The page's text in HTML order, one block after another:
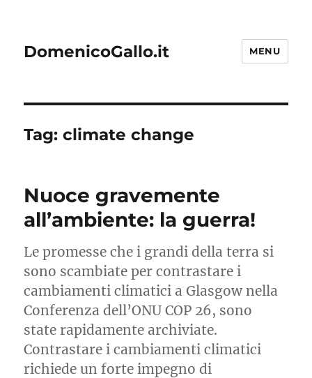
DomenicoGallo.it MENU
Tag:climate change
Nuoce gravemente
all’ambiente: la guerra!
Le promesse che i grandi della terra si
sono scambiate per contrastare i
cambiamenti climatici a Glasgow nella
Conferenza dell’ONU COP 26, sono
state rapidamente archiviate.
Contrastare i cambiamenti climatici
richiede un forte impegno di